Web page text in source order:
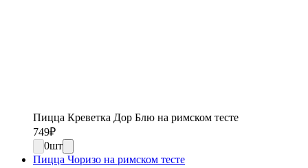
Пицца Креветка Дор Блю на римском тесте
749₽
0шт
Пицца Чоризо на римском тесте